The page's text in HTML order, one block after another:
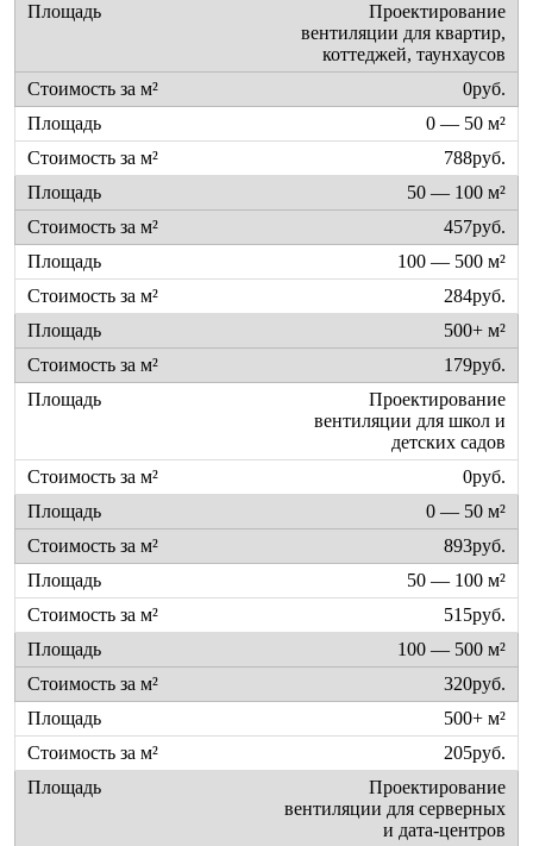
Проектирование
вентиляции для квартир,
коттеджей, таунхаусов
0руб.
0 — 50 м²
788руб.
50 — 100 м²
457руб.
100 — 500 м²
284руб.
500+ м²
179руб.
Проектирование
вентиляции для школ и
детских садов
0руб.
0 — 50 м²
893руб.
50 — 100 м²
515руб.
100 — 500 м²
320руб.
500+ м²
205руб.
Проектирование
вентиляции для серверных
и дата-центров